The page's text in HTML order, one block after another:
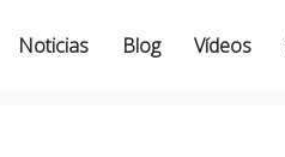
Noticias Blog Vídeos